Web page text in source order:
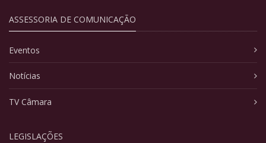
ASSESSORIA DE COMUNICAÇÃO
Eventos
Notícias
TV Câmara
LEGISLAÇÕES